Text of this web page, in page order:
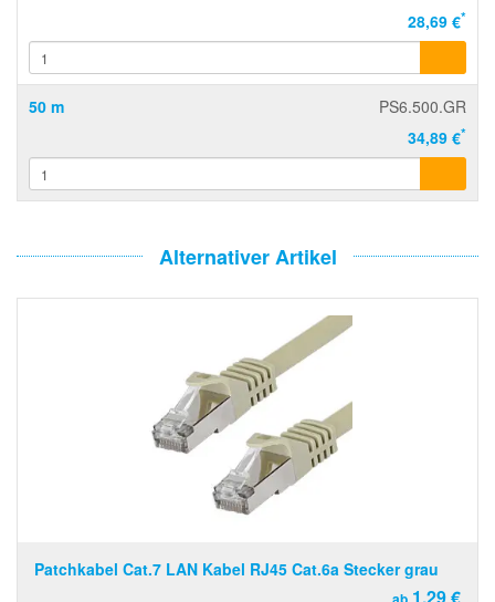
28,69 €*
50 m
PS6.500.GR
34,89 €*
Alternativer Artikel
Patchkabel Cat.7 LAN Kabel RJ45 Cat.6a Stecker grau